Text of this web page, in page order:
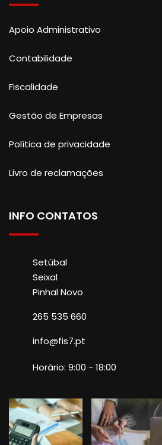
Apoio Administrativo
Contabilidade
Fiscalidade
Gestão de Empresas
Política de privacidade
Livro de reclamações
INFO CONTATOS
Setúbal
Seixal
Pinhal Novo
265 535 660
info@fis7.pt
Horário: 9:00 - 18:00